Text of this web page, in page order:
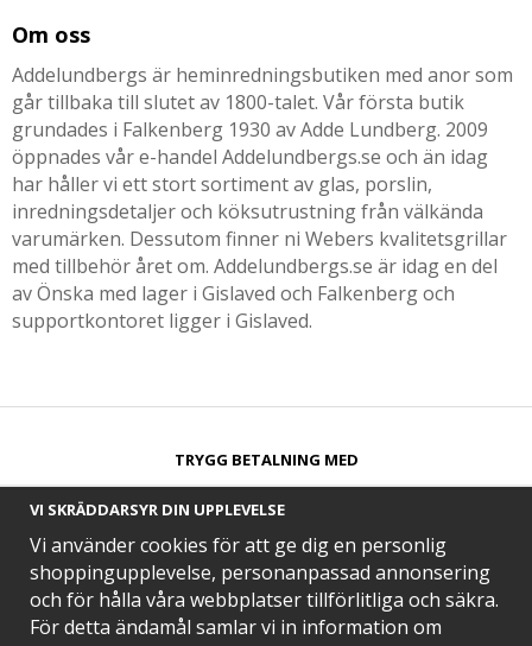
Om oss
Addelundbergs är heminredningsbutiken med anor som
går tillbaka till slutet av 1800-talet. Vår första butik
grundades i Falkenberg 1930 av Adde Lundberg. 2009
öppnades vår e-handel Addelundbergs.se och än idag
har håller vi ett stort sortiment av glas, porslin,
inredningsdetaljer och köksutrustning från välkända
varumärken. Dessutom finner ni Webers kvalitetsgrillar
med tillbehör året om. Addelundbergs.se är idag en del
av Önska med lager i Gislaved och Falkenberg och
supportkontoret ligger i Gislaved.
TRYGG BETALNING MED​
SNABB LEVERANS MED
VI SKRÄDDARSYR DIN UPPLEVELSE
Vi använder cookies för att ge dig en personlig
shoppingupplevelse, personanpassad annonsering
och för hålla våra webbplatser tillförlitliga och säkra.
För detta ändamål samlar vi in information om